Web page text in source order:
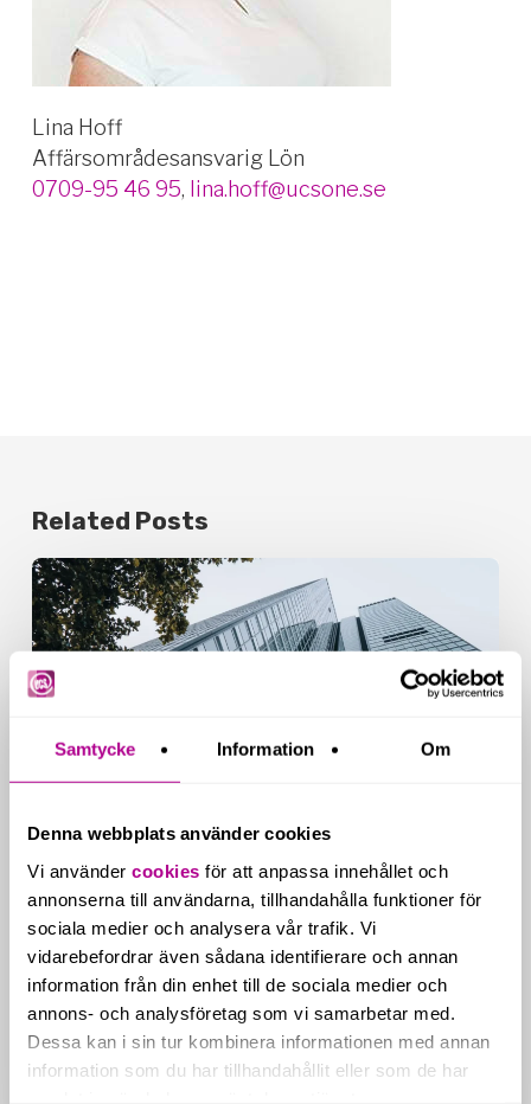
Samtycke Information Om
Denna webbplats använder cookies
Vi använder cookies för att anpassa innehållet och
annonserna till användarna, tillhandahålla funktioner för
sociala medier och analysera vår trafik. Vi
vidarebefordrar även sådana identifierare och annan
information från din enhet till de sociala medier och
annons- och analysföretag som vi samarbetar med.
Dessa kan i sin tur kombinera informationen med annan
information som du har tillhandahållit eller som de har
Lina Hoff
Affärsområdesansvarig Lön
0709-95 46 95, lina.hoff@ucsone.se
Related Posts
Nya
redovisningskrav
för
fastighetsbolag
2026
Nya redovisningskrav för
fastighetsbolag från 2026
Från och med 2026 gäller nya redovisningsregler för
fastighetsbolag. Övergången till K3 och
komponentavskrivning påverkar…